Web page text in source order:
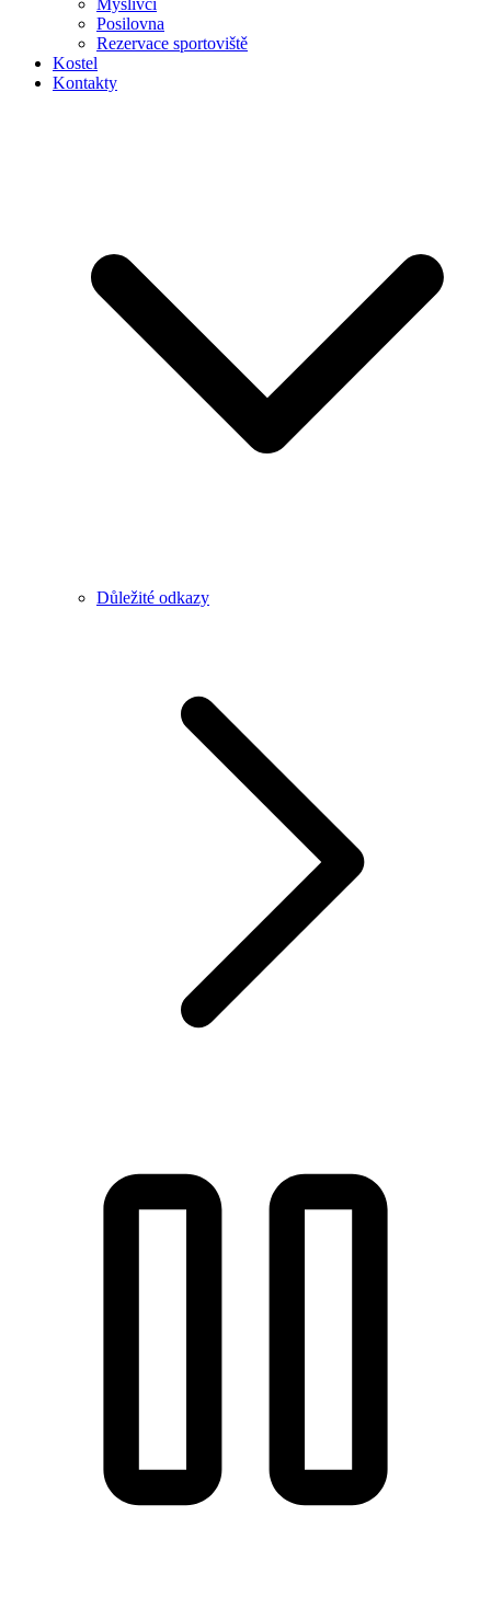
Myslivci
Posilovna
Rezervace sportoviště
Kostel
Kontakty
Důležité odkazy